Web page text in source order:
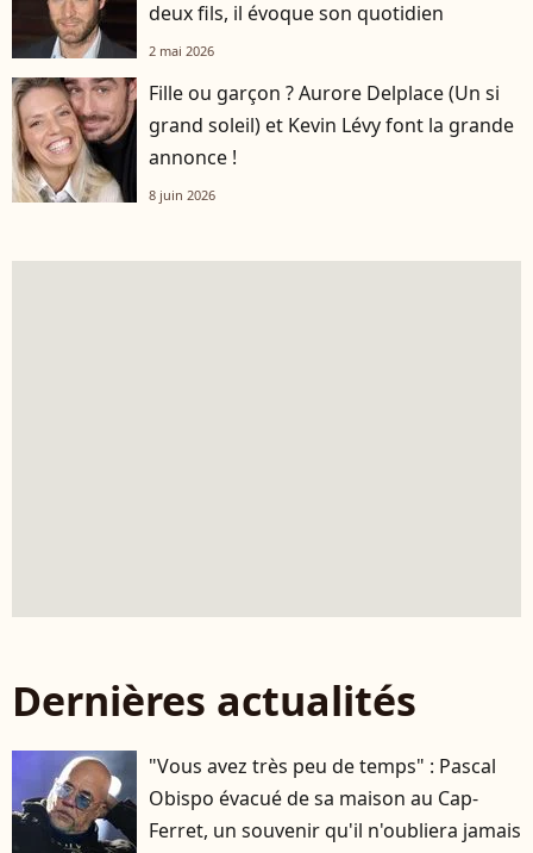
deux fils, il évoque son quotidien
2 mai 2026
Fille ou garçon ? Aurore Delplace (Un si
grand soleil) et Kevin Lévy font la grande
annonce !
8 juin 2026
Dernières actualités
"Vous avez très peu de temps" : Pascal
Obispo évacué de sa maison au Cap-
Ferret, un souvenir qu'il n'oubliera jamais